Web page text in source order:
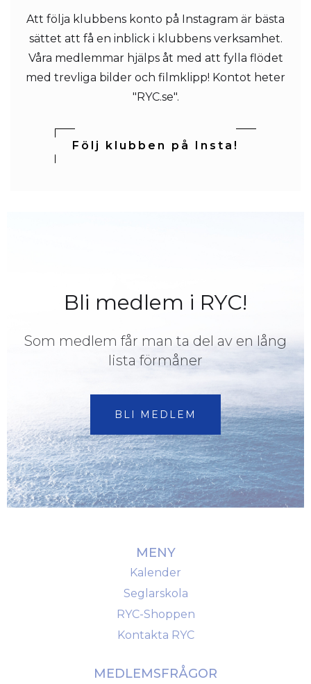
Att följa klubbens konto på Instagram är bästa
sättet att få en inblick i klubbens verksamhet.
Våra medlemmar hjälps åt med att fylla flödet
med trevliga bilder och filmklipp! Kontot heter
"RYC.se".
Följ klubben på Insta!
Bli medlem i RYC!
Som medlem får man ta del av en lång
lista förmåner
BLI MEDLEM
MENY
Kalender
Seglarskola
RYC-Shoppen
Kontakta RYC
MEDLEMSFRÅGOR